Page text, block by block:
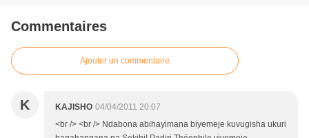
Commentaires
Ajouter un commentaire
K KAJISHO 04/04/2011 20:07
<br /> <br /> Ndabona abihayimana biyemeje kuvugisha ukuri